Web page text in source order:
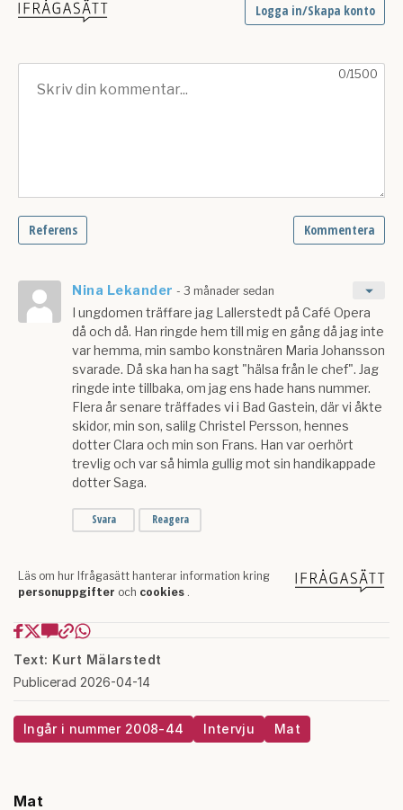
Text: Kurt Mälarstedt
Publicerad 2026-04-14
Ingår i nummer 2008-44 Intervju Mat
Mat